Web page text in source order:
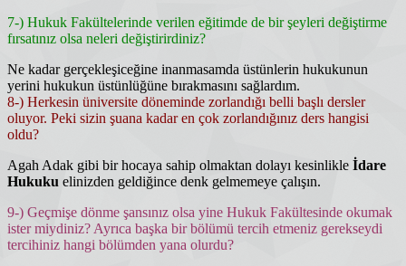
7-) Hukuk Fakültelerinde verilen eğitimde de bir şeyleri değiştirme
fırsatınız olsa neleri değiştirirdiniz?
Ne kadar gerçekleşiceğine inanmasamda üstünlerin hukukunun
yerini hukukun üstünlüğüne bırakmasını sağlardım.
8-) Herkesin üniversite döneminde zorlandığı belli başlı dersler
oluyor. Peki sizin şuana kadar en çok zorlandığınız ders hangisi
oldu?
Agah Adak gibi bir hocaya sahip olmaktan dolayı kesinlikle İdare
Hukuku elinizden geldiğince denk gelmemeye çalışın.
9-) Geçmişe dönme şansınız olsa yine Hukuk Fakültesinde okumak
ister miydiniz? Ayrıca başka bir bölümü tercih etmeniz gerekseydi
tercihiniz hangi bölümden yana olurdu?